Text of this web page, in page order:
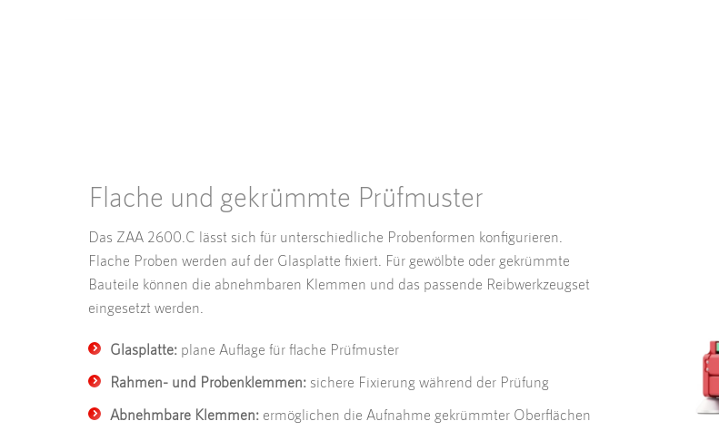
Flache und gekrümmte Prüfmuster
Das ZAA 2600.C lässt sich für unterschiedliche Probenformen konfigurieren.
Flache Proben werden auf der Glasplatte fixiert. Für gewölbte oder gekrümmte
Bauteile können die abnehmbaren Klemmen und das passende Reibwerkzeugset
eingesetzt werden.
Glasplatte: plane Auflage für flache Prüfmuster
Rahmen- und Probenklemmen: sichere Fixierung während der Prüfung
Abnehmbare Klemmen: ermöglichen die Aufnahme gekrümmter Oberflächen